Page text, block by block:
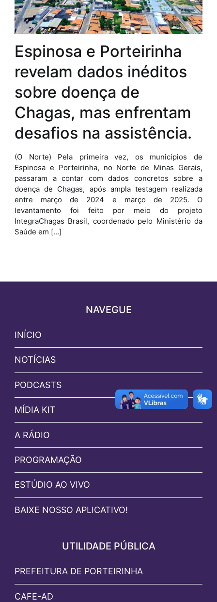
Espinosa e Porteirinha
revelam dados inéditos
sobre doença de
Chagas, mas enfrentam
desafios na assistência.
(O Norte) Pela primeira vez, os municípios de
Espinosa e Porteirinha, no Norte de Minas Gerais,
passaram a contar com dados concretos sobre a
doença de Chagas, após ampla testagem realizada
entre março de 2024 e março de 2025. O
levantamento foi feito por meio do projeto
IntegraChagas Brasil, coordenado pelo Ministério da
Saúde em […]
NAVEGUE
INÍCIO
NOTÍCIAS
PODCASTS
MÍDIA KIT
A RÁDIO
PROGRAMAÇÃO
ESTÚDIO AO VIVO
BAIXE NOSSO APLICATIVO!
UTILIDADE PÚBLICA
PREFEITURA DE PORTEIRINHA
CAFE-AD